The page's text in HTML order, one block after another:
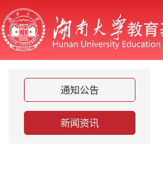
通知公告
新闻资讯